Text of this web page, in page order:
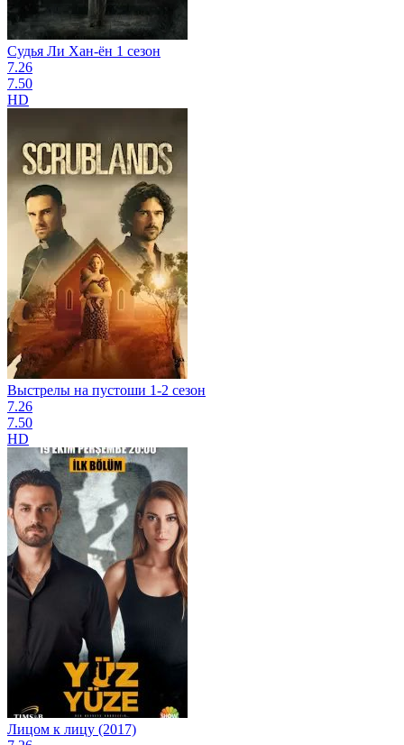
Судья Ли Хан-ён 1 сезон
7.26
7.50
HD
Выстрелы на пустоши 1-2 сезон
7.26
7.50
HD
Лицом к лицу (2017)